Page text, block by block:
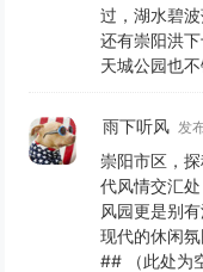
过，湖水碧
还有崇阳洪
天城公园也
雨下听风 发
崇阳市区，
代风情交汇
风园更是别
现代的休闲
## （此处为